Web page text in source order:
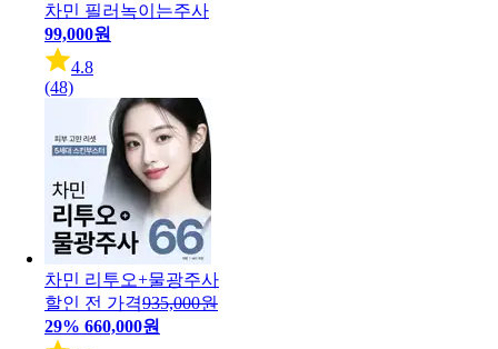
차민 필러녹이는주사
99,000원
4.8
(48)
차민 리투오+물광주사
할인 전 가격935,000원
29% 660,000원